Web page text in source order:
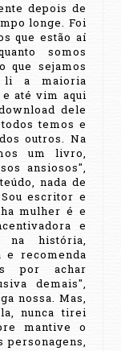
depois de
longe. Foi
que estão aí
somos
que sejamos
li a maioria
até vim aqui
dele
temos e
outros. Na
um livro,
ansiosos",
nada de
escritor e
mulher é e
e
história,
e recomenda
por achar
demais",
nossa. Mas,
nunca tirei
mantive o
personagens,